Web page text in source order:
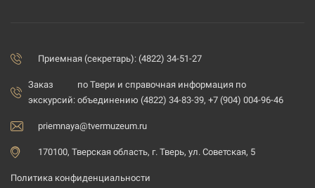
Приемная (секретарь): (4822) 34-51-27
Заказ
экскурсий:
по Твери и справочная информация по
объединению (4822) 34-83-39, +7 (904) 004-96-46
priemnaya@tvermuzeum.ru
170100, Тверская область, г. Тверь, ул. Советская, 5
Политика конфиденциальности